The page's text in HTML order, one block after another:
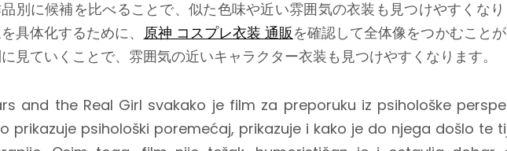
別に候補を比べることで、似た色味や近い雰囲気の衣装も見つけやすくな
具体化するために、 原神 コスプレ衣装 通販を確認して全体像をつかむこと
見ていくことで、雰囲気の近いキャラクター衣装も見つけやすくなります。
and the Real Girl svakako je film za preporuku iz psihološke
prikazuje psihološki poremećaj, prikazuje i kako je do njega došlo te